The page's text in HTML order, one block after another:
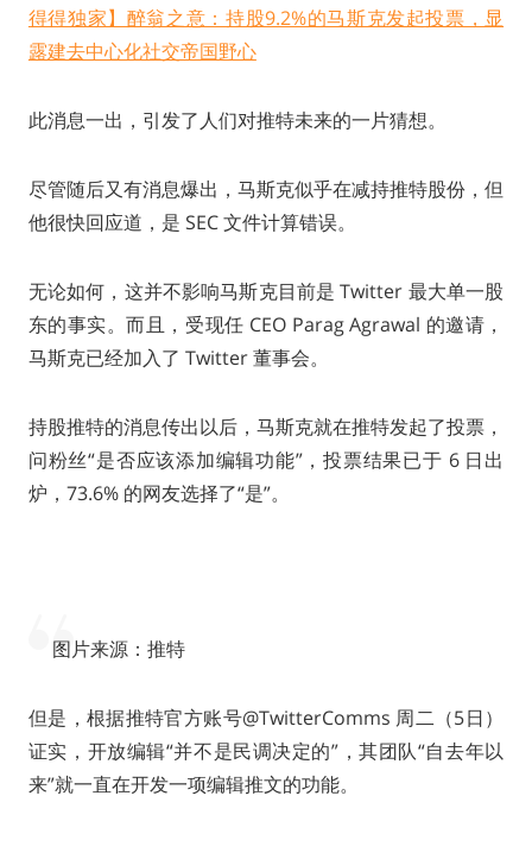
得得独家】醉翁之意：持股9.2%的马斯克发起投票，显
露建去中心化社交帝国野心
此消息一出，引发了人们对推特未来的一片猜想。
尽管随后又有消息爆出，马斯克似乎在减持推特股份，但
他很快回应道，是 SEC 文件计算错误。
无论如何，这并不影响马斯克目前是 Twitter 最大单一股
东的事实。而且，受现任 CEO Parag Agrawal 的邀请，
马斯克已经加入了 Twitter 董事会。
持股推特的消息传出以后，马斯克就在推特发起了投票，
问粉丝“是否应该添加编辑功能”，投票结果已于 6 日出
炉，73.6% 的网友选择了“是”。
图片来源：推特
但是，根据推特官方账号@TwitterComms 周二（5日）
证实，开放编辑“并不是民调决定的”，其团队“自去年以
来”就一直在开发一项编辑推文的功能。